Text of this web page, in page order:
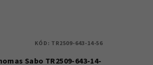
Sabo TR2509-643-14-
KÓD: TR2509-643-14-56